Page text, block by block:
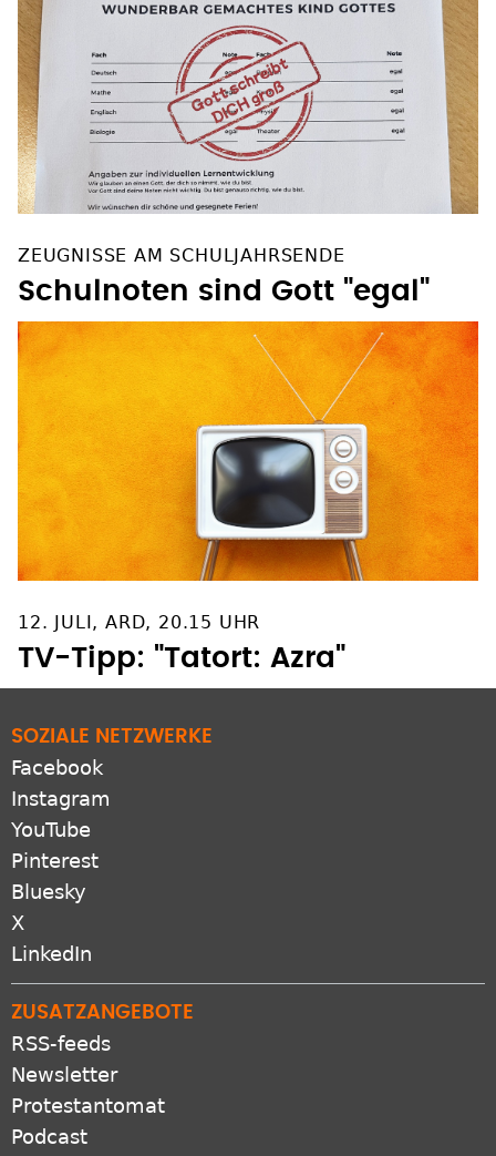
ZEUGNISSE AM SCHULJAHRSENDE
Schulnoten sind Gott "egal"
12. JULI, ARD, 20.15 UHR
TV-Tipp: "Tatort: Azra"
SOZIALE NETZWERKE
Facebook
Instagram
YouTube
Pinterest
Bluesky
X
LinkedIn
ZUSATZANGEBOTE
RSS-feeds
Newsletter
Protestantomat
Podcast